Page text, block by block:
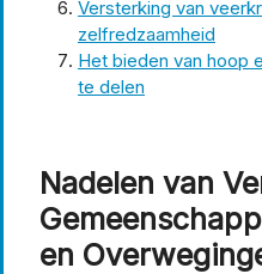
Versterking van
zelfredzaamheid
Het bieden van hoop
te delen
Nadelen van
en